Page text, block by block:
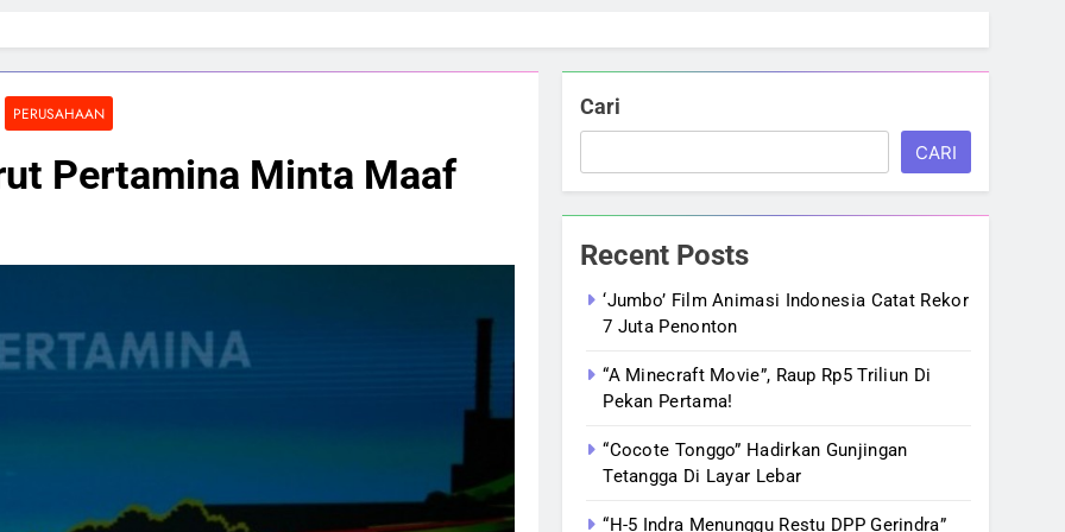
PERUSAHAAN
Pertamina Minta Maaf
Cari
CARI
Recent Posts
‘Jumbo’ Film Animasi Indonesia Catat Rekor
7 Juta Penonton
“A Minecraft Movie”, Raup Rp5 Triliun Di
Pekan Pertama!
“Cocote Tonggo” Hadirkan Gunjingan
Tetangga Di Layar Lebar
“H-5 Indra Menunggu Restu DPP Gerindra”